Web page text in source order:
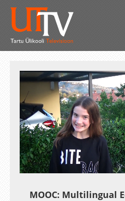
Loaded:
13.53%
MOOC: Multilingual